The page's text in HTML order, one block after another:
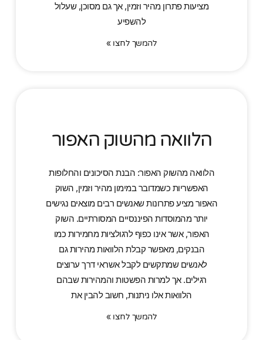
מציעות פתרון מהיר וזמין, אך גם מסוכן, שעלול
להשפיע
להמשך לחצו »
הלוואה מהשוק האפור
הלוואה מהשוק האפור: הבנת הסיכונים והחלופות
האפשריות כשמדובר במימון מהיר וזמין, השוק
האפור מציע פתרונות שאנשים רבים מוצאים נגישים
יותר מהמוסדות הפיננסיים המסורתיים. השוק
האפור, אשר אינו כפוף לרגולציות מחמירות כמו
הבנקים, מאפשר קבלת הלוואות מהירות גם
לאנשים שמתקשים לקבל אשראי דרך ערוצים
רגילים. אך למרות הפשטות והמהירות שבהם
הלוואות אלו ניתנות, חשוב להבין את
להמשך לחצו »